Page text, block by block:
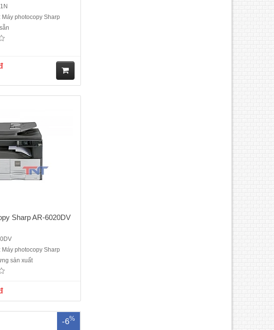
Máy photocopy Sharp
Sharp AR-6020DV mới
năng: Photocopy , in ,
trang điện tử có sẵn• Bộ
Sharp AR-6020DV
Máy photocopy Sharp
sản xuất
-6%
Sharp BP-20M24 mới
Photocopy/in/scanSao
số (SOPM)Tốc độ copy/in
A4Khổ giấy lớn nhất
hiển thị LCD 5 dòng .Bộ